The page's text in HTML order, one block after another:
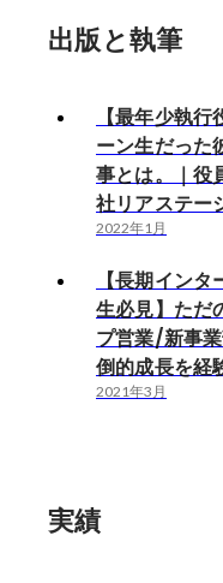
出版と執筆
【最年少執
ーン生だった
事とは。｜役
社リアステー
2022年1月
【長期イン
生必見】ただ
プ営業/新事
倒的成長を経
2021年3月
実績